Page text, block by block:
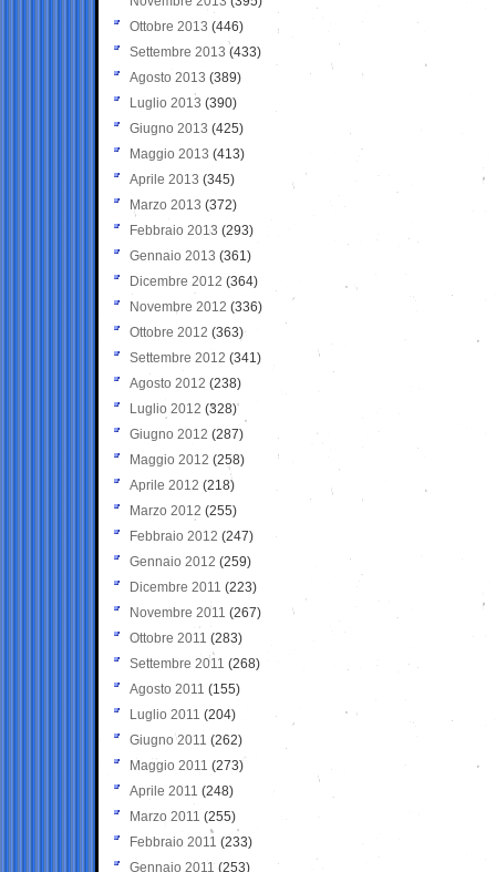
Ottobre 2013 (446)
Settembre 2013 (433)
Agosto 2013 (389)
Luglio 2013 (390)
Giugno 2013 (425)
Maggio 2013 (413)
Aprile 2013 (345)
Marzo 2013 (372)
Febbraio 2013 (293)
Gennaio 2013 (361)
Dicembre 2012 (364)
Novembre 2012 (336)
Ottobre 2012 (363)
Settembre 2012 (341)
Agosto 2012 (238)
Luglio 2012 (328)
Giugno 2012 (287)
Maggio 2012 (258)
Aprile 2012 (218)
Marzo 2012 (255)
Febbraio 2012 (247)
Gennaio 2012 (259)
Dicembre 2011 (223)
Novembre 2011 (267)
Ottobre 2011 (283)
Settembre 2011 (268)
Agosto 2011 (155)
Luglio 2011 (204)
Giugno 2011 (262)
Maggio 2011 (273)
Aprile 2011 (248)
Marzo 2011 (255)
Febbraio 2011 (233)
Gennaio 2011 (253)